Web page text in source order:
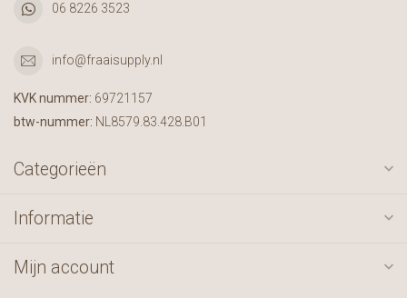
06 8226 3523
info@fraaisupply.nl
KVK nummer: 69721157
btw-nummer: NL8579.83.428.B01
Categorieën
Informatie
Mijn account